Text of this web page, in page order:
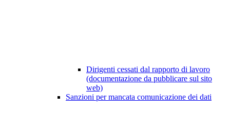
Dirigenti cessati dal rapporto di lavoro
(documentazione da pubblicare sul sito
web)
Sanzioni per mancata comunicazione dei dati